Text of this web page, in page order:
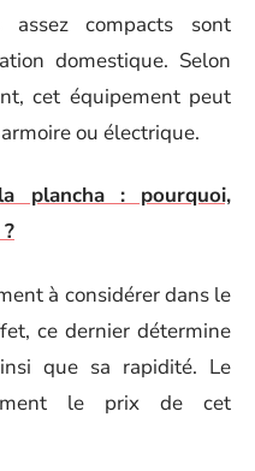
compacts sont
domestique. Selon
cet équipement peut
ou électrique.
plancha : pourquoi,
à considérer dans le
ce dernier détermine
que sa rapidité. Le
le prix de cet